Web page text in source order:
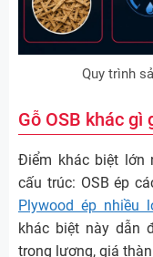
Quy trình
Gỗ OSB khác gì
Điểm khác biệt lớn
cấu trúc: OSB ép
Plywood ép nhiều
khác biệt này dẫn
trọng lượng, giá